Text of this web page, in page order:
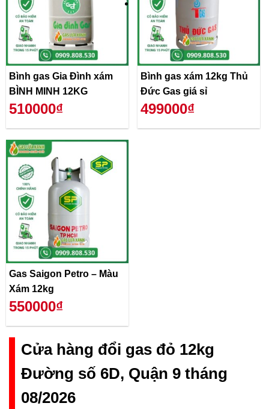
Bình gas Gia Đình xám
BÌNH MINH 12KG
510000₫
Bình gas xám 12kg Thủ
Đức Gas giá sỉ
499000₫
Gas Saigon Petro – Màu
Xám 12kg
550000₫
Cửa hàng đổi gas đỏ 12kg
Đường số 6D, Quận 9 tháng
08/2026